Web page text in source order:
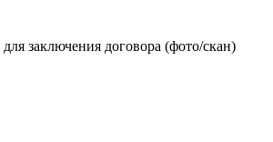
заключения договора (фото/скан)